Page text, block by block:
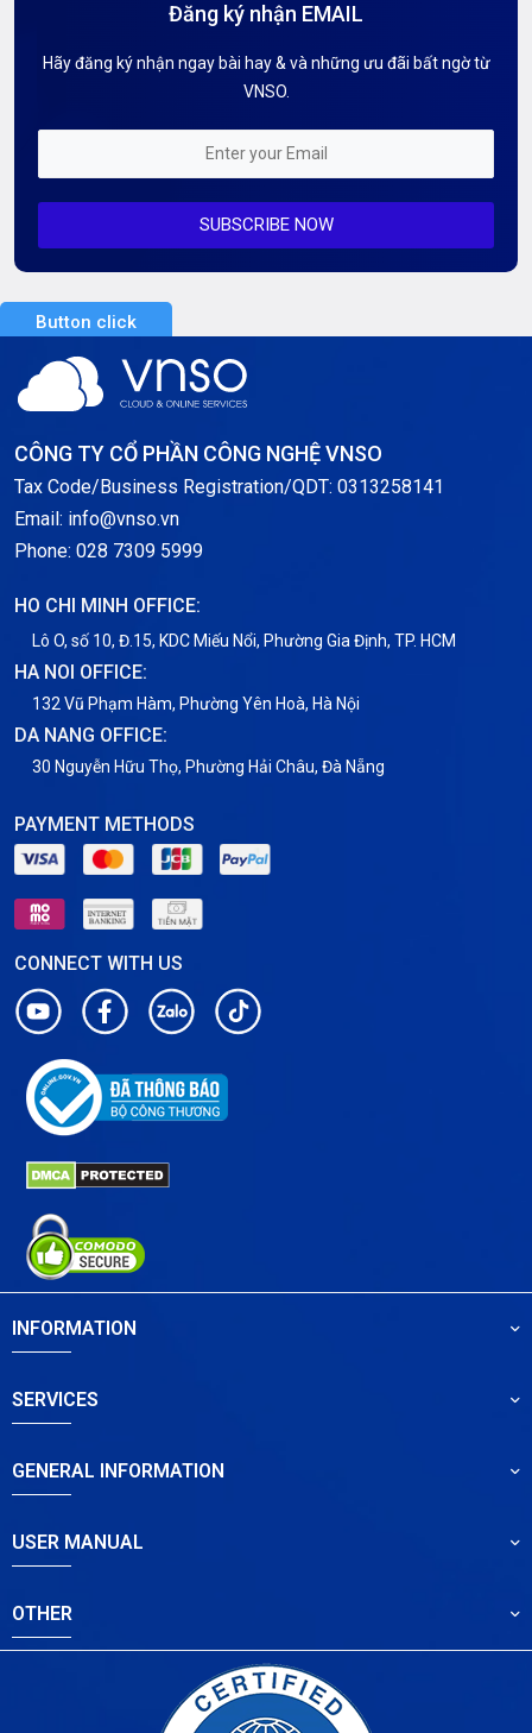
Hướng dẫn Tên miền
Kiến thức AI
Mỗi tuần 01 Server
Server Dedicated (Máy chủ riêng)
Server GPU
Server Windows
Notification
Thông tin chung
Tin tức
Đăng ký nhận EMAIL
Hãy đăng ký nhận ngay bài hay & và những ưu đãi bất ngờ từ
VNSO.
SUBSCRIBE NOW
Button click
CÔNG TY CỔ PHẦN CÔNG NGHỆ VNSO
Tax Code/Business Registration/QDT: 0313258141
Email: info@vnso.vn
Phone: 028 7309 5999
HO CHI MINH OFFICE:
Lô O, số 10, Đ.15, KDC Miếu Nổi, Phường Gia Định, TP. HCM
HA NOI OFFICE:
132 Vũ Phạm Hàm, Phường Yên Hoà, Hà Nội
DA NANG OFFICE:
30 Nguyễn Hữu Thọ, Phường Hải Châu, Đà Nẵng
PAYMENT METHODS
CONNECT WITH US
INFORMATION
SERVICES
GENERAL INFORMATION
USER MANUAL
OTHER